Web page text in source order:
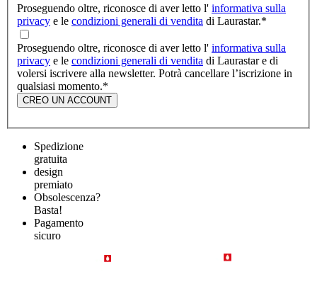
Proseguendo oltre, riconosce di aver letto l' informativa sulla
privacy e le condizioni generali di vendita di Laurastar.*
Proseguendo oltre, riconosce di aver letto l' informativa sulla
privacy e le condizioni generali di vendita di Laurastar e di
volersi iscrivere alla newsletter. Potrà cancellare l’iscrizione in
qualsiasi momento.*
CREO UN ACCOUNT
Spedizione
gratuita
design
premiato
Obsolescenza?
Basta!
Pagamento
sicuro